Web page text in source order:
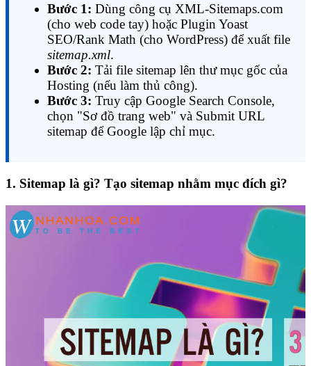
Bước 1: Dùng công cụ XML-Sitemaps.com
(cho web code tay) hoặc Plugin Yoast
SEO/Rank Math (cho WordPress) để xuất file
sitemap.xml.
Bước 2: Tải file sitemap lên thư mục gốc của
Hosting (nếu làm thủ công).
Bước 3: Truy cập Google Search Console,
chọn "Sơ đồ trang web" và Submit URL
sitemap để Google lập chỉ mục.
1. Sitemap là gì? Tạo sitemap nhằm mục đích gì?